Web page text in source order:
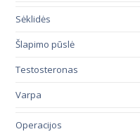
Sėklidės
Šlapimo pūslė
Testosteronas
Varpa
Operacijos